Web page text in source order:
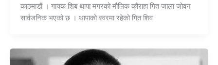
काठमाडौं । गायक शिब थापा मगरको मौलिक कौराहा गित जाला जोवन
सार्वजनिक भएको छ । थापाको स्वरमा रहेको गित शिव